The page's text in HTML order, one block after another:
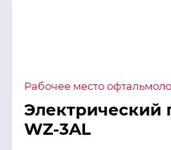
Рабочее место
Электрический
WZ-3AL